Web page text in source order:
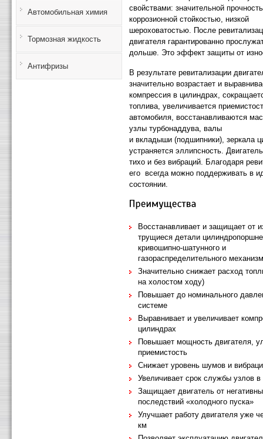
Автомобильная химия
Тормозная жидкость
Антифризы
свойствами: значительной
коррозионной стойкостью, низкой
шероховатостью. После
двигателя гарантированно
дольше. Это эффект защиты от
В результате ревитализации
значительно возрастает и
компрессия в цилиндрах,
топлива, увеличивается
автомобиля, восстанавливаются
узлы турбонаддува, валы
и вкладыши (подшипники), зеркала
устраняется эллипсность.
тихо и без вибраций. Благодаря
его всегда можно поддерживать в
состоянии.
Восстанавливает и защищает от
трущиеся детали
кривошипно-шатунного и
газораспределительного
Значительно снижает расход
на холостом ходу)
Повышает до номинального
системе
Выравнивает и увеличивает
цилиндрах
Повышает мощность двигателя,
приемистость
Снижает уровень шумов и
Увеличивает срок службы узлов в
Защищает двигатель от
последствий «холодного пуска»
Улучшает работу двигателя уже
км